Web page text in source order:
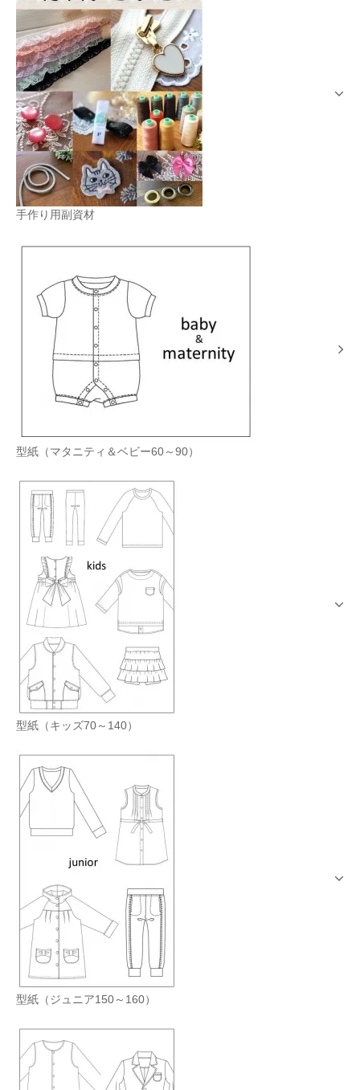
手作り用副資材
型紙（マタニティ＆ベビー60～90）
型紙（キッズ70～140）
型紙（ジュニア150～160）